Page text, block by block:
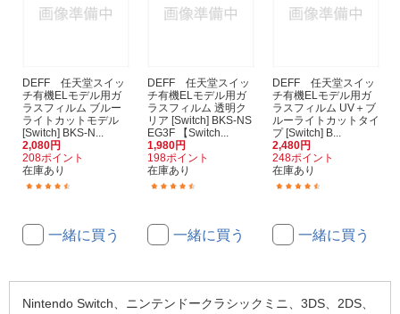
DEFF 任天堂スイッ
チ有機ELモデル用ガ
ラスフィルム ブルー
ライトカットモデル
[Switch] BKS-N...
2,080円
208ポイント
在庫あり
一緒に買う
DEFF 任天堂スイッ
チ有機ELモデル用ガ
ラスフィルム 透明ク
リア [Switch] BKS-NS
EG3F 【Switch...
1,980円
198ポイント
在庫あり
一緒に買う
DEFF 任天堂スイッ
チ有機ELモデル用ガ
ラスフィルム UV＋ブ
ルーライトカットタイ
プ [Switch] B...
2,480円
248ポイント
在庫あり
一緒に買う
Nintendo Switch、ニンテンドークラシックミニ、3DS、2DS、